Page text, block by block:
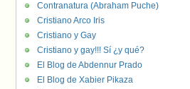
Contranatura (Abraham Puche)
Cristiano Arco Iris
Cristiano y Gay
Cristiano y gay!!! Sí ¿y qué?
El Blog de Abdennur Prado
El Blog de Xabier Pikaza